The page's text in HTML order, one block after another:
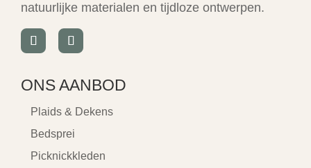
natuurlijke materialen en tijdloze ontwerpen.
ONS AANBOD
Plaids & Dekens
Bedsprei
Picknickkleden